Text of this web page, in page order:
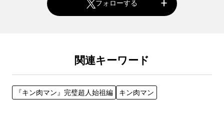
フォローする
関連キーワード
『キン肉マン』完璧超人始祖編 キン肉マン